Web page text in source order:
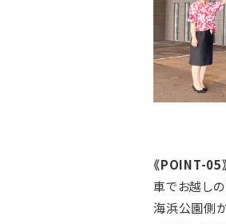
《POINT-05
車でお越し
海浜公園側